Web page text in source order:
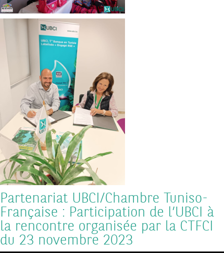
Partenariat UBCI/Chambre Tuniso-
Française : Participation de l’UBCI à
la rencontre organisée par la CTFCI
du 23 novembre 2023